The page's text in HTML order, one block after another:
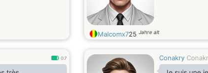
Malcomx725 Jahre alt
0.7 Conakry